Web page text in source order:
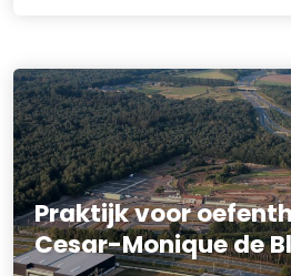
Praktijk voor
Cesar-Monique de